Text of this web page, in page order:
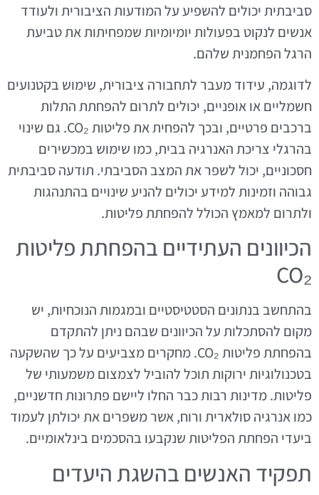
סביבתית יכולים להשפיע על המודעות הציבורית ולעודד
אנשים לנקוט בפעולות יומיומיות שמפחיתות את טביעת
הרגל הפחמנית שלהם.
לדוגמה, עידוד מעבר לתחבורה ציבורית, שימוש בקטנועים
חשמליים או אופניים, יכולים לתרום להפחתת התלות
ברכבים פרטיים, ובכך להפחית את פליטות CO₂. גם שינוי
בהרגלי צריכת האנרגיה בבית, כמו שימוש במכשירים
חסכוניים, יכול לשפר את המצב הסביבתי. תודעה סביבתית
גבוהה וזמינות למידע יכולים להניע שינויים בהתנהגות
ולתרום למאמץ הכולל להפחתת פליטות.
הכיוונים העתידיים בהפחתת פליטות
CO₂
בהתחשב בנתונים הסטטיסטיים ובמגמות הנוכחיות, יש
מקום להסתכלות על הכיוונים שבהם ניתן להתקדם
בהפחתת פליטות CO₂. מחקרים מצביעים על כך שהשקעה
בטכנולוגיות ירוקות תוכל להוביל לצמצום משמעותי של
פליטות. מדינות רבות כבר החלו ליישם פתרונות חדשניים,
כמו אנרגיה סולארית ורוח, אשר משפרים את יכולתן לעמוד
ביעדי הפחתת הפליטות שנקבעו בהסכמים בינלאומיים.
תפקיד האנשים בהשגת היעדים